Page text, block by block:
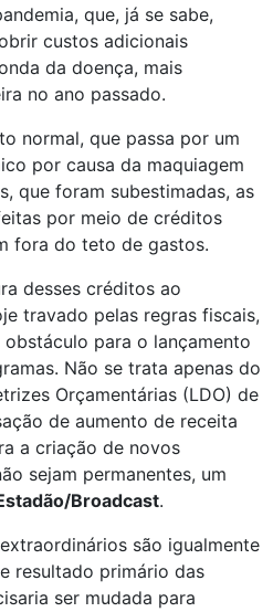
que, já se sabe,
custos adicionais
da doença, mais
no ano passado.
normal, que passa por um
por causa da maquiagem
que foram subestimadas, as
por meio de créditos
fora do teto de gastos.
desses créditos ao
travado pelas regras fiscais,
para o lançamento
Não se trata apenas do
Orçamentárias (LDO) de
de aumento de receita
a criação de novos
sejam permanentes, um
Broadcast.
são igualmente
resultado primário das
ser mudada para